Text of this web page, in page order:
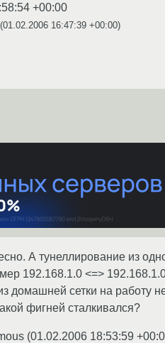
+00:00
(01.02.2006 16:47:39 +00:00)
А тунеллирование из
192.168.1.0 <=>
домашней сетки на работу
фигней сталкивался?
(01.02.2006 18:53:59